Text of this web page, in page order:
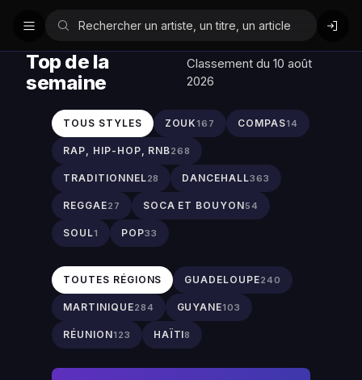
Top de la
semaine
Classement du 10 août
2026
TOUS STYLES ZOUK167 COMPAS14
RAP, HIP-HOP, RNB268
TRADITIONNEL28 DANCEHALL363
REGGAE27 SOCA ET BOUYON54
SOUL1 POP33
TOUTES RÉGIONS GUADELOUPE240
MARTINIQUE284 GUYANE103
RÉUNION123 HAÏTI8